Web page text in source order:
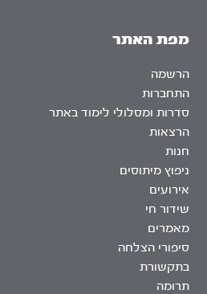
מפת האתר
הרשמה
התחברות
סדרות ומסלולי לימוד באתר
הרצאות
חנות
ניפוץ מיתוסים
אירועים
שידור חי
מאמרים
סיפורי הצלחה
בתקשורת
תרומה